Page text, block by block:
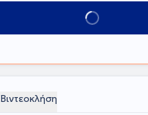
Κλείσε ραντεβού
Βιντεοκλήση